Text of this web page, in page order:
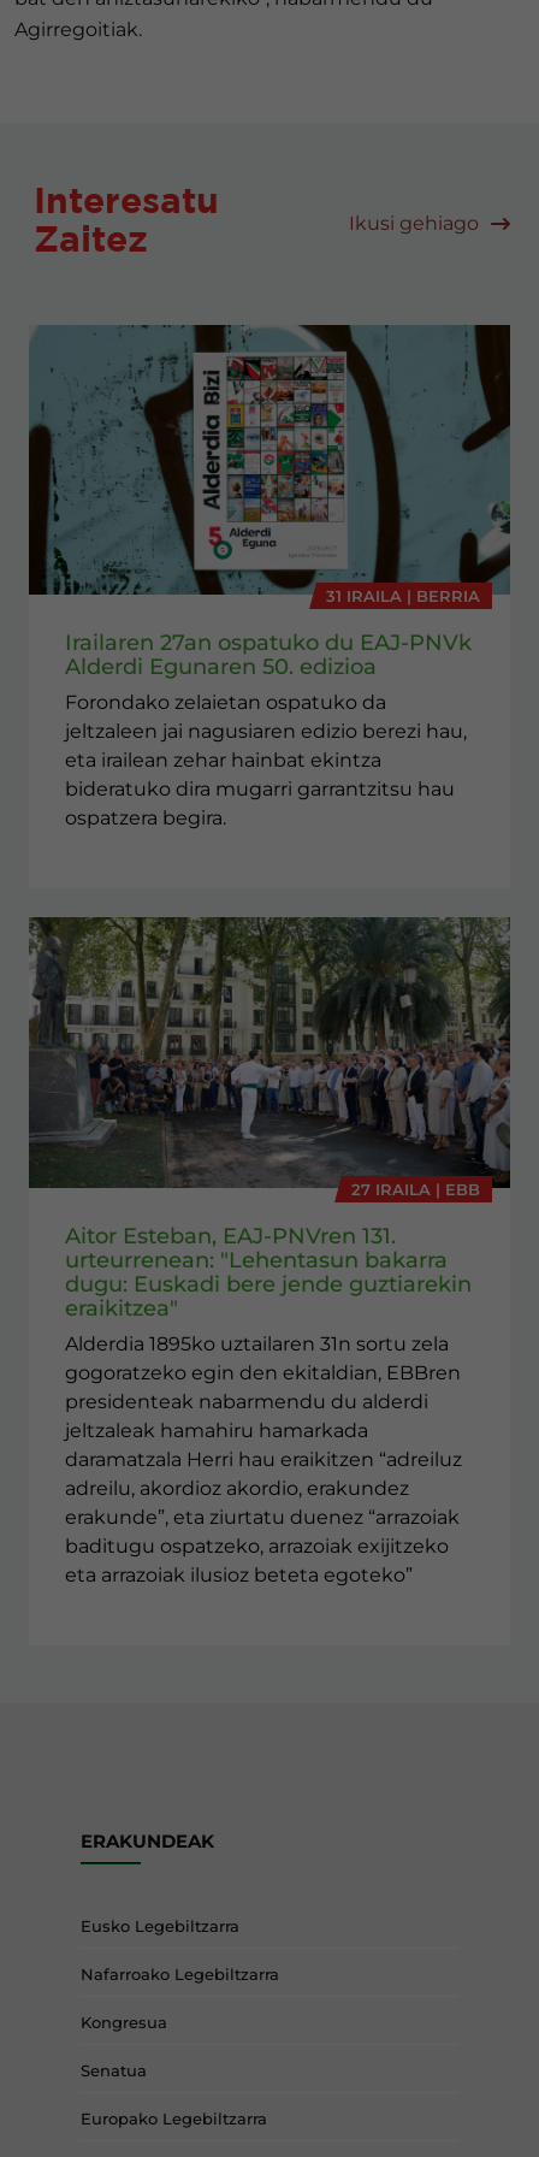
Agirregoitiak.
Interesatu
Zaitez
Ikusi gehiago
31 IRAILA | BERRIA
Irailaren 27an ospatuko du EAJ-PNVk
Alderdi Egunaren 50. edizioa
Forondako zelaietan ospatuko da
jeltzaleen jai nagusiaren edizio berezi hau,
eta irailean zehar hainbat ekintza
bideratuko dira mugarri garrantzitsu hau
ospatzera begira.
27 IRAILA | EBB
Aitor Esteban, EAJ-PNVren 131.
urteurrenean: "Lehentasun bakarra
dugu: Euskadi bere jende guztiarekin
eraikitzea"
Alderdia 1895ko uztailaren 31n sortu zela
gogoratzeko egin den ekitaldian, EBBren
presidenteak nabarmendu du alderdi
jeltzaleak hamahiru hamarkada
daramatzala Herri hau eraikitzen “adreiluz
adreilu, akordioz akordio, erakundez
erakunde”, eta ziurtatu duenez “arrazoiak
baditugu ospatzeko, arrazoiak exijitzeko
eta arrazoiak ilusioz beteta egoteko”
ERAKUNDEAK
Eusko Legebiltzarra
Nafarroako Legebiltzarra
Kongresua
Senatua
Europako Legebiltzarra